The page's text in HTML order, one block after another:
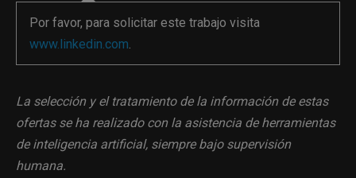
Por favor, para solicitar este trabajo visita
www.linkedin.com.
La selección y el tratamiento de la información de estas
ofertas se ha realizado con la asistencia de herramientas
de inteligencia artificial, siempre bajo supervisión
humana.